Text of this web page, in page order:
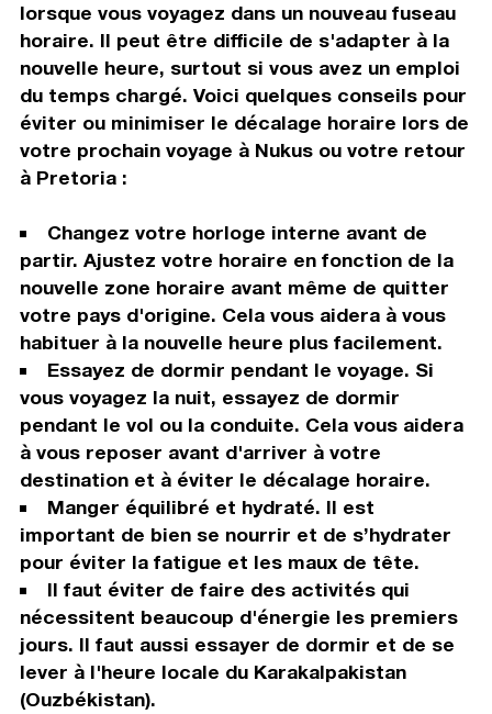
lorsque vous voyagez dans un nouveau fuseau
horaire. Il peut être difficile de s'adapter à la
nouvelle heure, surtout si vous avez un emploi
du temps chargé. Voici quelques conseils pour
éviter ou minimiser le décalage horaire lors de
votre prochain voyage à Nukus ou votre retour
à Pretoria :
Changez votre horloge interne avant de
partir. Ajustez votre horaire en fonction de la
nouvelle zone horaire avant même de quitter
votre pays d'origine. Cela vous aidera à vous
habituer à la nouvelle heure plus facilement.
Essayez de dormir pendant le voyage. Si
vous voyagez la nuit, essayez de dormir
pendant le vol ou la conduite. Cela vous aidera
à vous reposer avant d'arriver à votre
destination et à éviter le décalage horaire.
Manger équilibré et hydraté. Il est
important de bien se nourrir et de s’hydrater
pour éviter la fatigue et les maux de tête.
Il faut éviter de faire des activités qui
nécessitent beaucoup d'énergie les premiers
jours. Il faut aussi essayer de dormir et de se
lever à l'heure locale du Karakalpakistan
(Ouzbékistan).